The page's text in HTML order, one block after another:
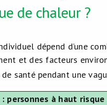
de chaleur ?
dépend d’une
et des facteurs
santé pendant une
personnes à haut